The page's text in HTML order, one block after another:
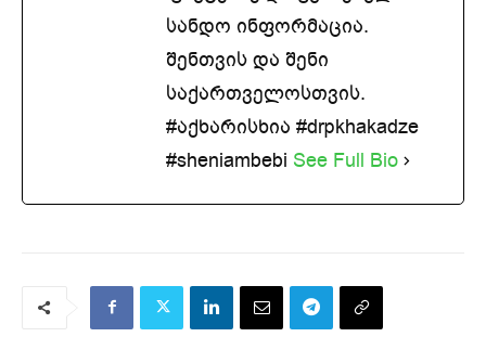
სანდო ინფორმაცია.
შენთვის და შენი
საქართველოსთვის.
#აქხარისხია #drpkhakadze
#sheniambebi See Full Bio